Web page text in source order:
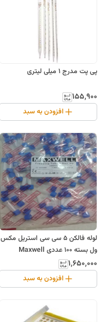
پی پت مدرج 1 میلی لیتری
۱۵۵٬۹۰۰
افزودن به سبد
لوله فالکن 5 سی سی استریل مکس
ول بسته 100 عددی Maxwell
۱٬۶۵۰٬۰۰۰
افزودن به سبد